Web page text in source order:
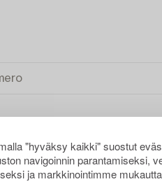
"hyväksy kaikki" suostut
navigoinnin parantamiseksi,
ja markkinointimme
KAIKKI